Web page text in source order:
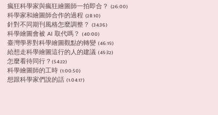
瘋狂科學家與瘋狂繪圖師一拍即合？ (26:00)
科學家和繪圖師合作的過程 (28:10)
針對不同期刊風格怎麼調整？ (34:36)
科學繪圖會被 AI 取代嗎？ (40:00)
臺灣學界對科學繪圖觀點的轉變 (46:19)
給想走科學繪圖這行的人的建議 (49:32)
怎麼看待同行？(54:22)
科學繪圖師的工時 (1:00:50)
想跟科學家們說的話 (1:04:17)